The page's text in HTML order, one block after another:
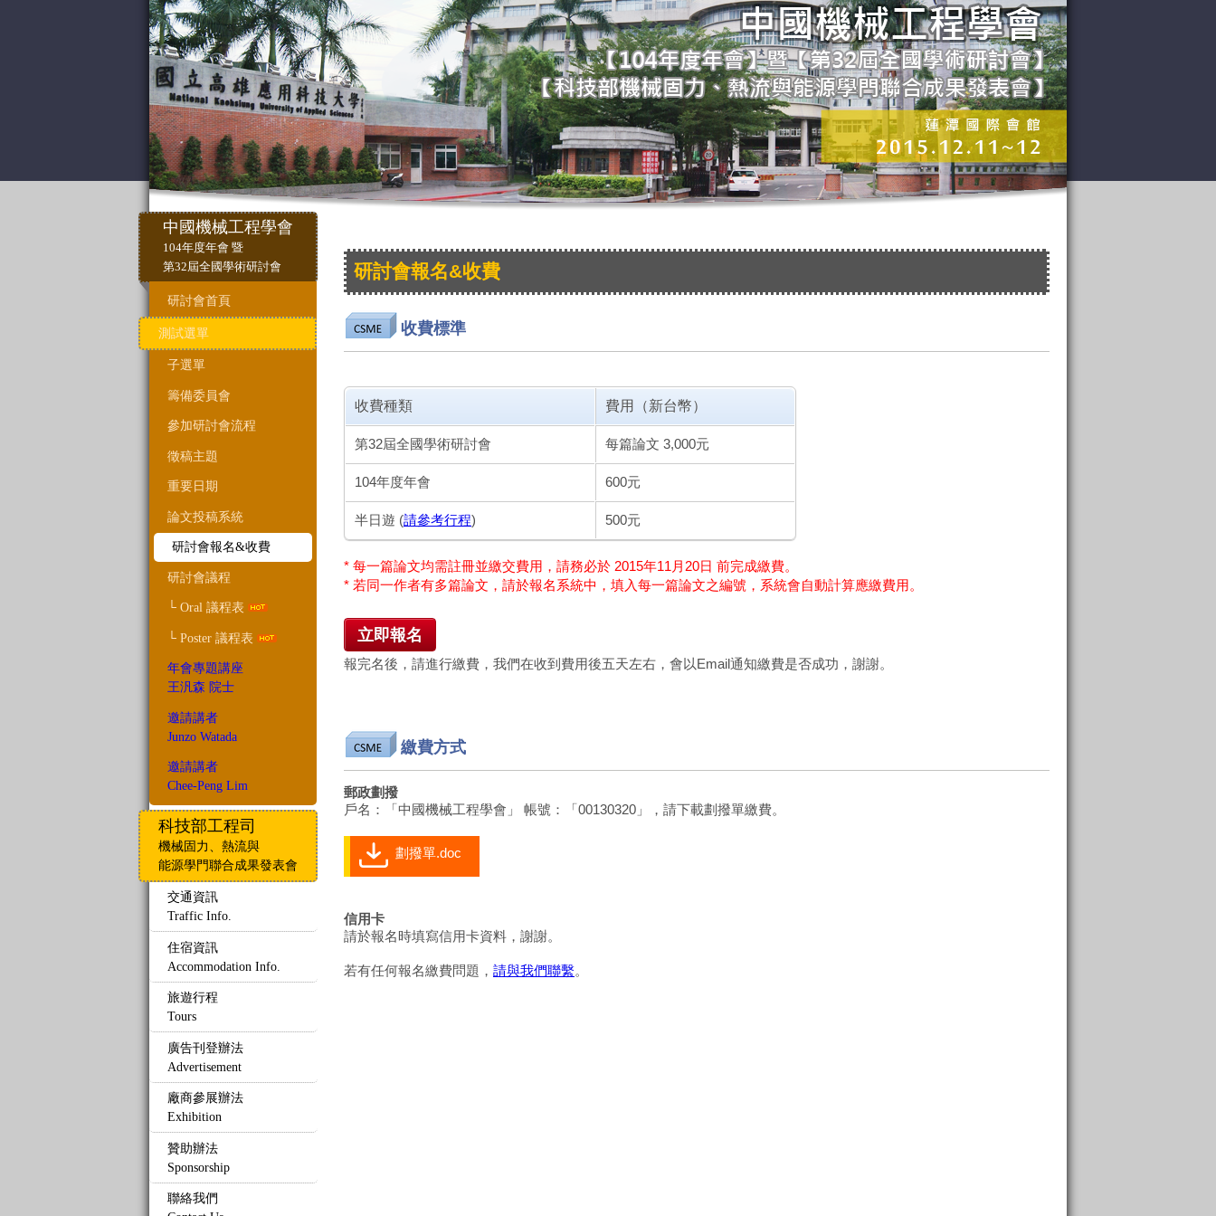
中國機械工程學會
104年度年會 暨
第32屆全國學術研討會
研討會首頁
測試選單
子選單
籌備委員會
參加研討會流程
徵稿主題
重要日期
論文投稿系統
研討會報名&收費
研討會議程
└ Oral 議程表
└ Poster 議程表
年會專題講座
王汎森 院士
邀請講者
Junzo Watada
邀請講者
Chee-Peng Lim
科技部工程司
機械固力、熱流與
能源學門聯合成果發表會
交通資訊
Traffic Info.
住宿資訊
Accommodation Info.
旅遊行程
Tours
廣告刊登辦法
Advertisement
廠商參展辦法
Exhibition
贊助辦法
Sponsorship
聯絡我們
研討會報名&收費
收費標準
收費種類 費用（新台幣）
第32屆全國學術研討會 每篇論文 3,000元
104年度年會 600元
半日遊 (請參考行程) 500元
* 每一篇論文均需註冊並繳交費用，請務必於 2015年11月20日 前完成繳費。
* 若同一作者有多篇論文，請於報名系統中，填入每一篇論文之編號，系統會自動計算應繳費用。
立即報名
報完名後，請進行繳費，我們在收到費用後五天左右，會以Email通知繳費是否成功，謝謝。
繳費方式
郵政劃撥
戶名：「中國機械工程學會」 帳號：「00130320」，請下載劃撥單繳費。
劃撥單.doc
信用卡
請於報名時填寫信用卡資料，謝謝。
若有任何報名繳費問題， 請與我們聯繫。